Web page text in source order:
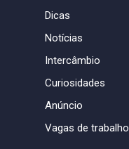
Dicas
Notícias
Intercâmbio
Curiosidades
Anúncio
Vagas de trabalho